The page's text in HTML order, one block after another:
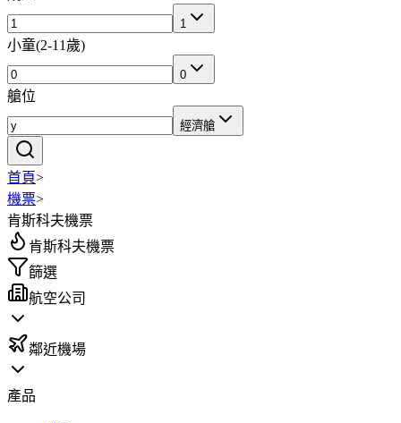
1
小童(2-11歲)
0
艙位
經濟艙
首頁>
機票>
肯斯科夫機票
肯斯科夫機票
篩選
航空公司
鄰近機場
產品